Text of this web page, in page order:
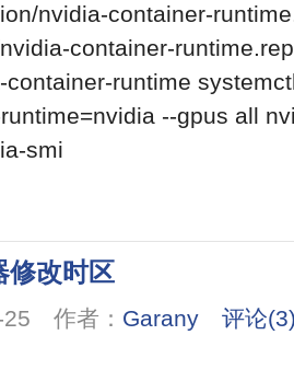
nvidia-container-
container-
runtime
--gpus all
smi
改时区
25 作者： Garany
评论